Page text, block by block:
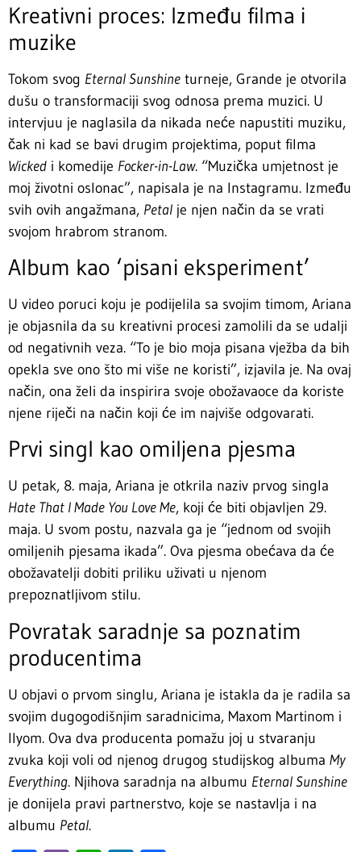
Kreativni proces: Između filma i
muzike
Tokom svog Eternal Sunshine turneje, Grande je otvorila
dušu o transformaciji svog odnosa prema muzici. U
intervjuu je naglasila da nikada neće napustiti muziku,
čak ni kad se bavi drugim projektima, poput filma
Wicked i komedije Focker-in-Law. “Muzička umjetnost je
moj životni oslonac”, napisala je na Instagramu. Između
svih ovih angažmana, Petal je njen način da se vrati
svojom hrabrom stranom.
Album kao ‘pisani eksperiment’
U video poruci koju je podijelila sa svojim timom, Ariana
je objasnila da su kreativni procesi zamolili da se udalji
od negativnih veza. “To je bio moja pisana vježba da bih
opekla sve ono što mi više ne koristi”, izjavila je. Na ovaj
način, ona želi da inspirira svoje obožavaoce da koriste
njene riječi na način koji će im najviše odgovarati.
Prvi singl kao omiljena pjesma
U petak, 8. maja, Ariana je otkrila naziv prvog singla
Hate That I Made You Love Me, koji će biti objavljen 29.
maja. U svom postu, nazvala ga je “jednom od svojih
omiljenih pjesama ikada”. Ova pjesma obećava da će
obožavatelji dobiti priliku uživati u njenom
prepoznatljivom stilu.
Povratak saradnje sa poznatim
producentima
U objavi o prvom singlu, Ariana je istakla da je radila sa
svojim dugogodišnjim saradnicima, Maxom Martinom i
Ilyom. Ova dva producenta pomažu joj u stvaranju
zvuka koji voli od njenog drugog studijskog albuma My
Everything. Njihova saradnja na albumu Eternal Sunshine
je donijela pravi partnerstvo, koje se nastavlja i na
albumu Petal.